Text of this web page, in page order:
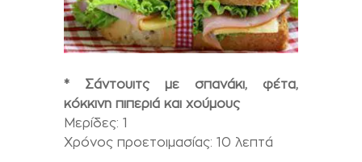
* Σάντουιτς με σπανάκι, φέτα,
κόκκινη πιπεριά και χούμους
Μερίδες: 1
Χρόνος προετοιμασίας: 10 λεπτά